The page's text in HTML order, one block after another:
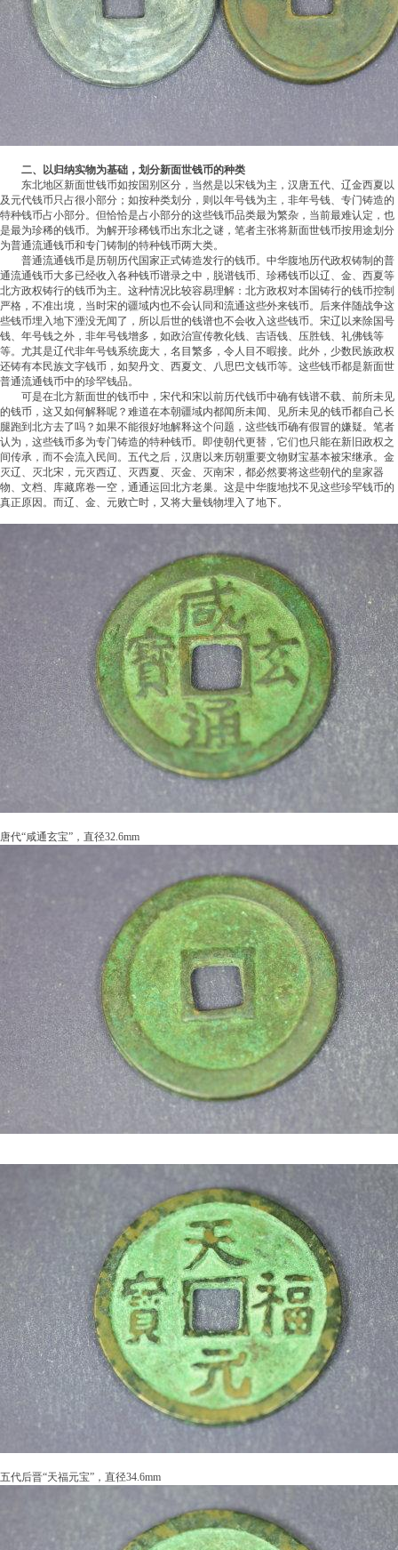
二、以归纳实物为基础，划分新面世钱币的种类
东北地区新面世钱币如按国别区分，当然是以宋钱为主，汉唐五代、辽金西夏以
及元代钱币只占很小部分；如按种类划分，则以年号钱为主，非年号钱、专门铸造的
特种钱币占小部分。但恰恰是占小部分的这些钱币品类最为繁杂，当前最难认定，也
是最为珍稀的钱币。为解开珍稀钱币出东北之谜，笔者主张将新面世钱币按用途划分
为普通流通钱币和专门铸制的特种钱币两大类。
普通流通钱币是历朝历代国家正式铸造发行的钱币。中华腹地历代政权铸制的普
通流通钱币大多已经收入各种钱币谱录之中，脱谱钱币、珍稀钱币以辽、金、西夏等
北方政权铸行的钱币为主。这种情况比较容易理解：北方政权对本国铸行的钱币控制
严格，不准出境，当时宋的疆域内也不会认同和流通这些外来钱币。后来伴随战争这
些钱币埋入地下湮没无闻了，所以后世的钱谱也不会收入这些钱币。宋辽以来除国号
钱、年号钱之外，非年号钱增多，如政治宣传教化钱、吉语钱、压胜钱、礼佛钱等
等。尤其是辽代非年号钱系统庞大，名目繁多，令人目不暇接。此外，少数民族政权
还铸有本民族文字钱币，如契丹文、西夏文、八思巴文钱币等。这些钱币都是新面世
普通流通钱币中的珍罕钱品。
可是在北方新面世的钱币中，宋代和宋以前历代钱币中确有钱谱不载、前所未见
的钱币，这又如何解释呢？难道在本朝疆域内都闻所未闻、见所未见的钱币都自己长
腿跑到北方去了吗？如果不能很好地解释这个问题，这些钱币确有假冒的嫌疑。笔者
认为，这些钱币多为专门铸造的特种钱币。即使朝代更替，它们也只能在新旧政权之
间传承，而不会流入民间。五代之后，汉唐以来历朝重要文物财宝基本被宋继承。金
灭辽、灭北宋，元灭西辽、灭西夏、灭金、灭南宋，都必然要将这些朝代的皇家器
物、文档、库藏席卷一空，通通运回北方老巢。这是中华腹地找不见这些珍罕钱币的
真正原因。而辽、金、元败亡时，又将大量钱物埋入了地下。
唐代“咸通玄宝”，直径32.6mm
五代后晋“天福元宝”，直径34.6mm